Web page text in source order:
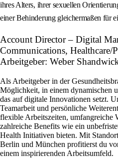
ihres Alters, ihrer sexuellen
einer Behinderung gleichermaßen für
Account Director – Digital
Communications, Healthcare/
Arbeitgeber: Weber
Als Arbeitgeber in der
Möglichkeit, in einem dynamischen
das auf digitale Innovationen setzt.
Teamarbeit und persönliche
flexible Arbeitszeiten, umfangreiche
zahlreiche Benefits wie ein
Health Initiativen bieten. Mit
Berlin und München profitierst du
einem inspirierenden Arbeitsumfeld.